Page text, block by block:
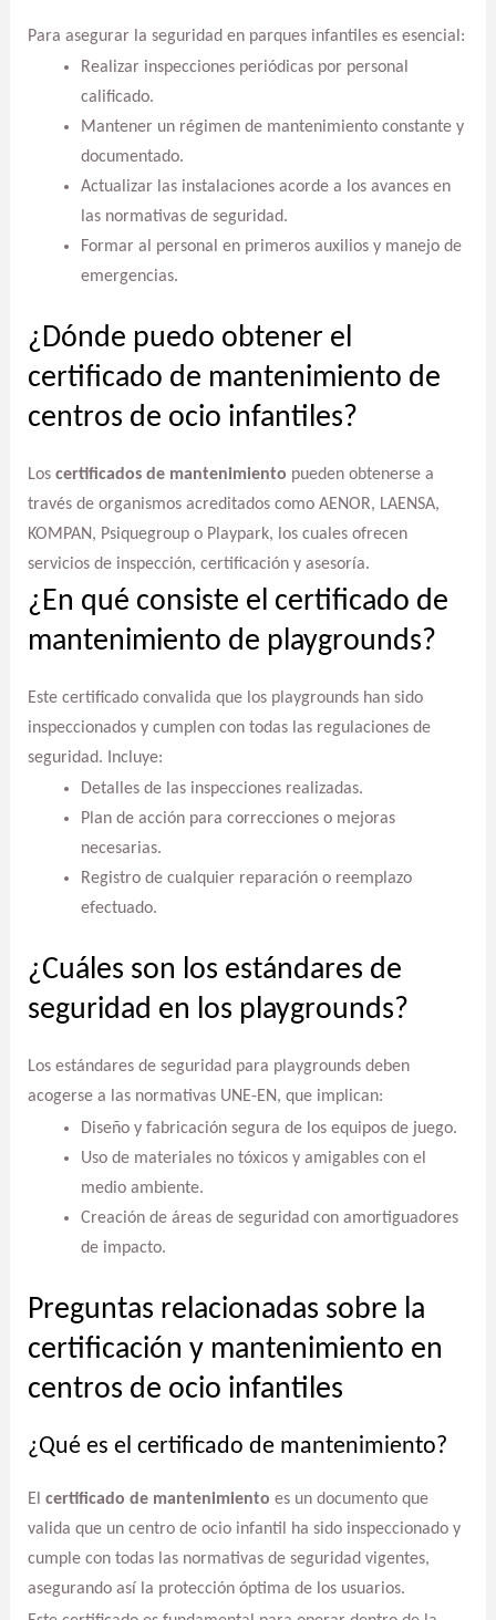
Para asegurar la seguridad en parques infantiles es esencial:
Realizar inspecciones periódicas por personal
calificado.
Mantener un régimen de mantenimiento constante y
documentado.
Actualizar las instalaciones acorde a los avances en
las normativas de seguridad.
Formar al personal en primeros auxilios y manejo de
emergencias.
¿Dónde puedo obtener el
certificado de mantenimiento de
centros de ocio infantiles?
Los certificados de mantenimiento pueden obtenerse a
través de organismos acreditados como AENOR, LAENSA,
KOMPAN, Psiquegroup o Playpark, los cuales ofrecen
servicios de inspección, certificación y asesoría.
¿En qué consiste el certificado de
mantenimiento de playgrounds?
Este certificado convalida que los playgrounds han sido
inspeccionados y cumplen con todas las regulaciones de
seguridad. Incluye:
Detalles de las inspecciones realizadas.
Plan de acción para correcciones o mejoras
necesarias.
Registro de cualquier reparación o reemplazo
efectuado.
¿Cuáles son los estándares de
seguridad en los playgrounds?
Los estándares de seguridad para playgrounds deben
acogerse a las normativas UNE-EN, que implican:
Diseño y fabricación segura de los equipos de juego.
Uso de materiales no tóxicos y amigables con el
medio ambiente.
Creación de áreas de seguridad con amortiguadores
de impacto.
Preguntas relacionadas sobre la
certificación y mantenimiento en
centros de ocio infantiles
¿Qué es el certificado de mantenimiento?
El certificado de mantenimiento es un documento que
valida que un centro de ocio infantil ha sido inspeccionado y
cumple con todas las normativas de seguridad vigentes,
asegurando así la protección óptima de los usuarios.